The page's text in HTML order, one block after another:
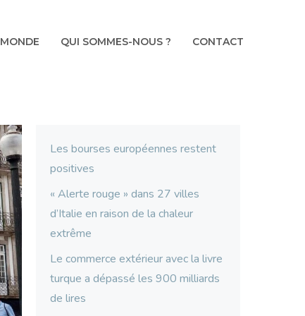
MONDE QUI SOMMES-NOUS ? CONTACT
Les bourses européennes restent
positives
« Alerte rouge » dans 27 villes
d’Italie en raison de la chaleur
extrême
Le commerce extérieur avec la livre
turque a dépassé les 900 milliards
de lires